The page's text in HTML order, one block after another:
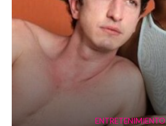
ENTRETENIMIENTO